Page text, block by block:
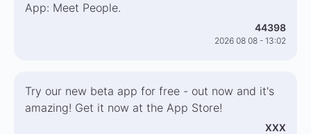
App: Meet People.
44398
2026 08 08 - 13:02
Try our new beta app for free - out now and it's
amazing! Get it now at the App Store!
XXX